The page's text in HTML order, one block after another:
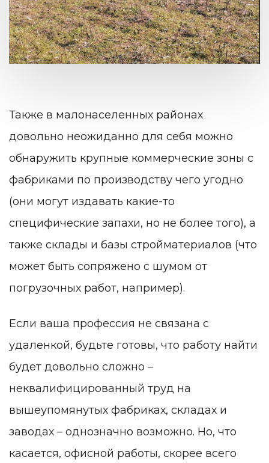
Также в малонаселенных районах
довольно неожиданно для себя можно
обнаружить крупные коммерческие зоны с
фабриками по производству чего угодно
(они могут издавать какие-то
специфические запахи, но не более того), а
также склады и базы стройматериалов (что
может быть сопряжено с шумом от
погрузочных работ, например).
Если ваша профессия не связана с
удаленкой, будьте готовы, что работу найти
будет довольно сложно –
неквалифицированный труд на
вышеупомянутых фабриках, складах и
заводах – однозначно возможно. Но, что
касается, офисной работы, скорее всего